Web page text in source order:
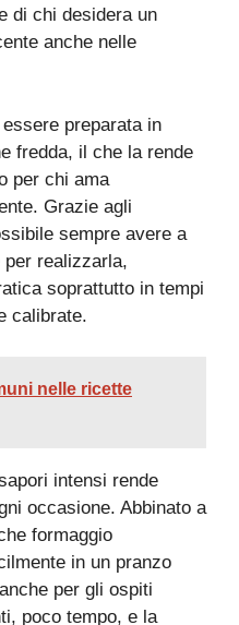
di chi desidera un
anche nelle
preparata in
fredda, il che la rende
per chi ama
Grazie agli
sempre avere a
realizzarla,
soprattutto in tempi
calibrate.
nelle ricette
intensi rende
occasione. Abbinato a
formaggio
in un pranzo
per gli ospiti
poco tempo, e la